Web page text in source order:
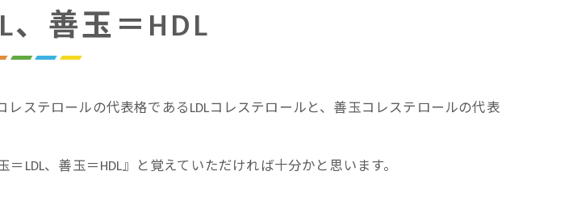
、善玉＝HDL
ステロールの代表格であるLDLコレステロールと、善玉コレステロールの代表
、善玉＝HDL』と覚えていただければ十分かと思います。